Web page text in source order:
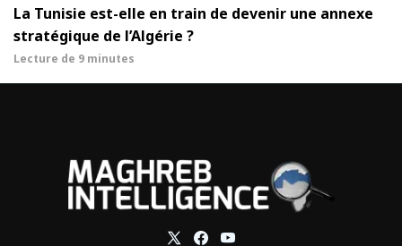
La Tunisie est-elle en train de devenir une annexe
stratégique de l’Algérie ?
Lecture de 9 minutes